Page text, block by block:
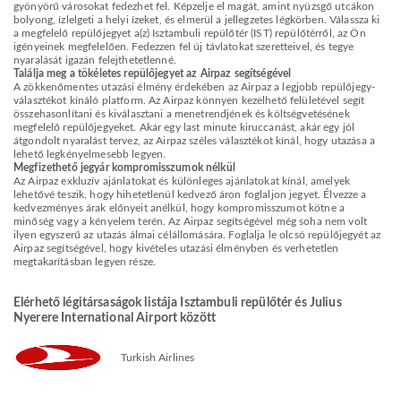
gyönyörű városokat fedezhet fel. Képzelje el magát, amint nyüzsgő utcákon
bolyong, ízlelgeti a helyi ízeket, és elmerül a jellegzetes légkörben. Válassza ki
a megfelelő repülőjegyet a(z) Isztambuli repülőtér (IST) repülőtérről, az Ön
igényeinek megfelelően. Fedezzen fel új távlatokat szeretteivel, és tegye
nyaralását igazán felejthetetlenné.
Találja meg a tökéletes repülőjegyet az Airpaz segítségével
A zökkenőmentes utazási élmény érdekében az Airpaz a legjobb repülőjegy-
választékot kínáló platform. Az Airpaz könnyen kezelhető felületével segít
összehasonlítani és kiválasztani a menetrendjének és költségvetésének
megfelelő repülőjegyeket. Akár egy last minute kiruccanást, akár egy jól
átgondolt nyaralást tervez, az Airpaz széles választékot kínál, hogy utazása a
lehető legkényelmesebb legyen.
Megfizethető jegyár kompromisszumok nélkül
Az Airpaz exkluzív ajánlatokat és különleges ajánlatokat kínál, amelyek
lehetővé teszik, hogy hihetetlenül kedvező áron foglaljon jegyet. Élvezze a
kedvezményes árak előnyeit anélkül, hogy kompromisszumot kötne a
minőség vagy a kényelem terén. Az Airpaz segítségével még soha nem volt
ilyen egyszerű az utazás álmai célállomására. Foglalja le olcsó repülőjegyét az
Airpaz segítségével, hogy kivételes utazási élményben és verhetetlen
megtakarításban legyen része.
Elérhető légitársaságok listája Isztambuli repülőtér és Julius
Nyerere International Airport között
Turkish Airlines